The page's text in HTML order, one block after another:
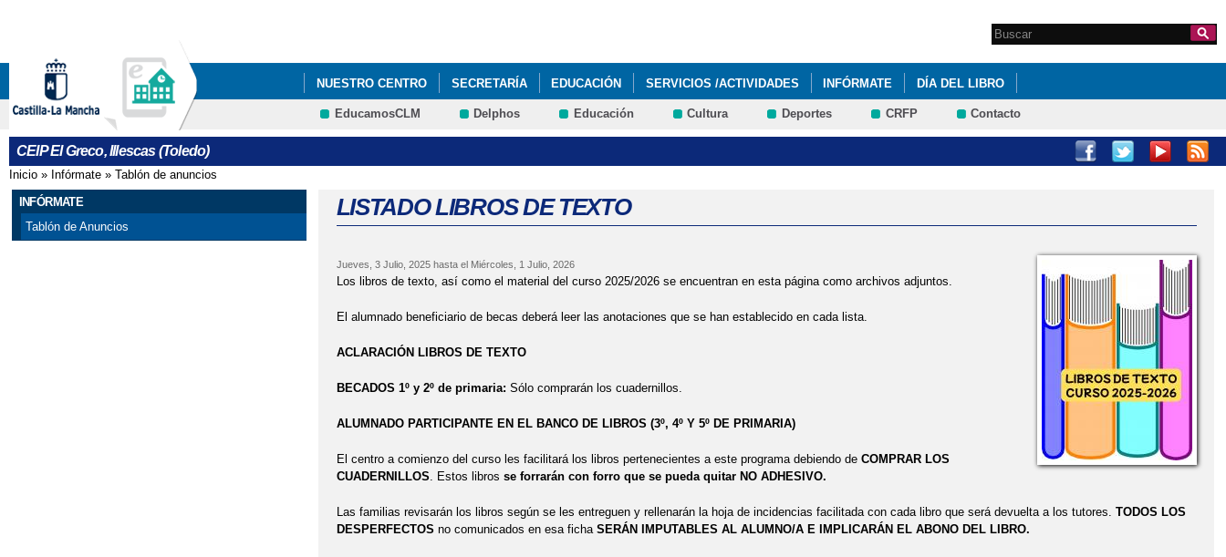
Formulario de
búsqueda
Search this site
NUESTRO CENTRO SECRETARÍA EDUCACIÓN SERVICIOS /ACTIVIDADES INFÓRMATE DÍA DEL LIBRO
DESAYUNOS TERRORÍFICOS - HALLOWEEN 2025
EducamosCLM Delphos Educación Cultura Deportes CRFP Contacto
CEIP El Greco, Illescas (Toledo)
Se encuentra usted aquí
Inicio » Infórmate » Tablón de anuncios
INFÓRMATE
Tablón de Anuncios
LISTADO LIBROS DE TEXTO
Jueves, 3 Julio, 2025hasta el Miércoles, 1 Julio, 2026
Los libros de texto, así como el material del curso 2025/2026 se encuentran en esta página como archivos adjuntos.
El alumnado beneficiario de becas deberá leer las anotaciones que se han establecido en cada lista.
ACLARACIÓN LIBROS DE TEXTO
BECADOS 1º y 2º de primaria: Sólo comprarán los cuadernillos.
ALUMNADO PARTICIPANTE EN EL BANCO DE LIBROS (3º, 4º Y 5º DE PRIMARIA)
El centro a comienzo del curso les facilitará los libros pertenecientes a este programa debiendo de COMPRAR LOS
CUADERNILLOS. Estos libros se forrarán con forro que se pueda quitar NO ADHESIVO.
Las familias revisarán los libros según se les entreguen y rellenarán la hoja de incidencias facilitada con cada libro que será devuelta a los tutores. TODOS LOS
DESPERFECTOS no comunicados en esa ficha SERÁN IMPUTABLES AL ALUMNO/A E IMPLICARÁN EL ABONO DEL LIBRO.